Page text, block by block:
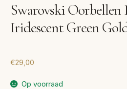
Swarovski Oorbellen
Iridescent Green
€29,00
Op voorraad